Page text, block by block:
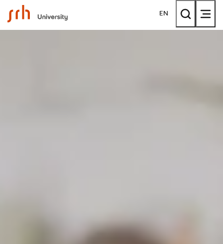
SRH University EN